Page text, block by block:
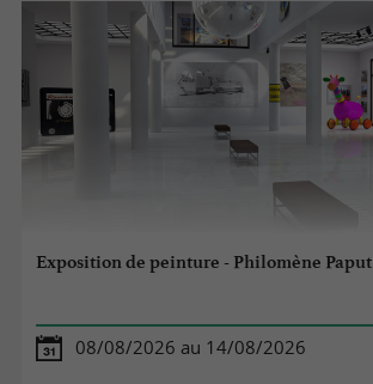
Exposition de peinture - Philomène Paput
08/08/2026 au 14/08/2026